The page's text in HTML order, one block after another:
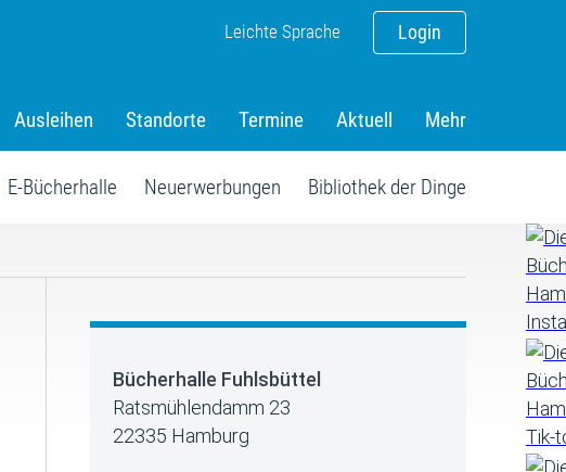
Login
Leichte Sprache
Ausleihen Standorte Termine Aktuell Mehr
E-Bücherhalle Neuerwerbungen Bibliothek der Dinge
Bücherhalle Fuhlsbüttel
Ratsmühlendamm 23
22335 Hamburg